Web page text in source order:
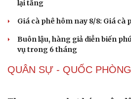
Sức khỏe
Dinh dưỡng - món ngon
Cây thuốc
Sản phụ khoa
Đời
THỊ TRƯỜNG